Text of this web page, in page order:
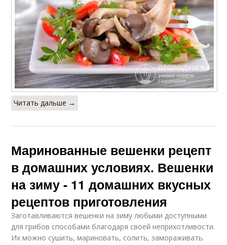
Читать дальше →
Маринованные вешенки рецепт
в домашних условиях. Вешенки
на зиму - 11 домашних вкусных
рецептов приготовления
Заготавливаются вешенки на зиму любыми доступными
для грибов способами благодаря своей неприхотливости.
Их можно сушить, мариновать, солить, замораживать.